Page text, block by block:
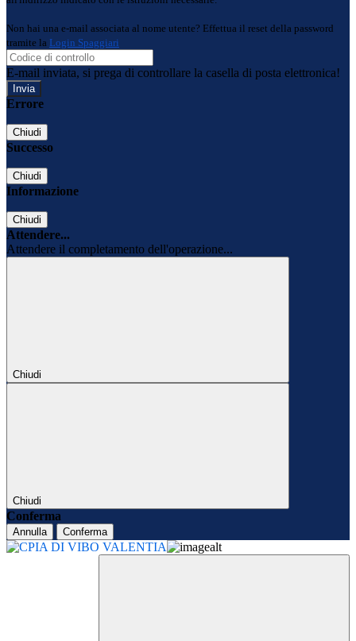
Non hai una e-mail associata al nome utente? Effettua il reset della password
tramite la Login Spaggiari
E-mail inviata, si prega di controllare la casella di posta elettronica!
Errore
Chiudi
Successo
Chiudi
Informazione
Chiudi
Attendere...
Attendere il completamento dell'operazione...
Chiudi
Chiudi
Conferma
Annulla Conferma